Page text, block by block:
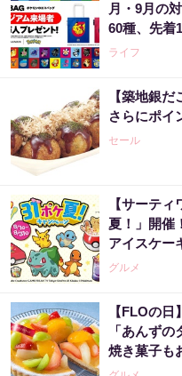
月・9月の
60種、先着
ライフ
【築地銀
さらにポイ
セール
【サーテ
夏！」開催
アイスケー
日スタート》
グルメ
【FLOの
「あんず
焼き菓子も